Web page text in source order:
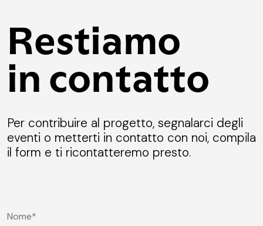
Restiamo
in contatto
Per contribuire al progetto, segnalarci degli
eventi o metterti in contatto con noi, compila
il form e ti ricontatteremo presto.